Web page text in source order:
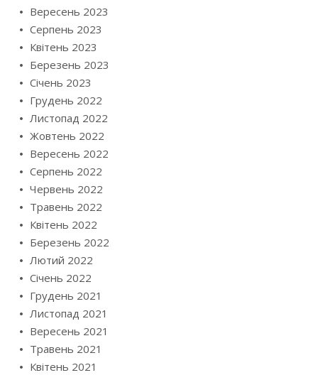
Вересень 2023
Серпень 2023
Квітень 2023
Березень 2023
Січень 2023
Грудень 2022
Листопад 2022
Жовтень 2022
Вересень 2022
Серпень 2022
Червень 2022
Травень 2022
Квітень 2022
Березень 2022
Лютий 2022
Січень 2022
Грудень 2021
Листопад 2021
Вересень 2021
Травень 2021
Квітень 2021